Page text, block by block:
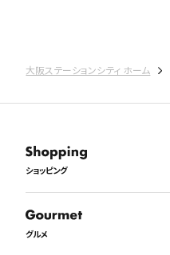
大阪ステーションシティ ホーム
ショッピング
グルメ